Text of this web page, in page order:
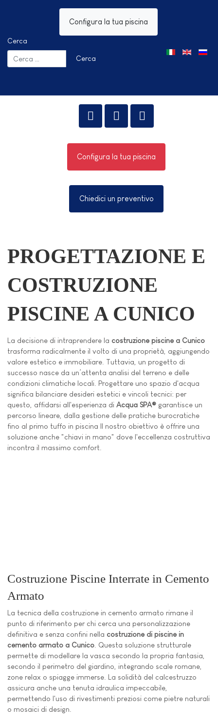
Configura la tua piscina
Cerca
Cerca
Seleziona la tua
Configura la tua piscina
Chiedici un preventivo
PROGETTAZIONE E
COSTRUZIONE
PISCINE A CUNICO
La decisione di intraprendere la costruzione piscine a Cunico
trasforma radicalmente il volto di una proprietà, aggiungendo
valore estetico e immobiliare. Tuttavia, un progetto di
successo nasce da un’attenta analisi del terreno e delle
condizioni climatiche locali. Progettare uno spazio d'acqua
significa bilanciare desideri estetici e vincoli tecnici: per
questo, affidarsi all'esperienza di Acqua SPA® garantisce un
percorso lineare, dalla gestione delle pratiche burocratiche
fino al primo tuffo in piscina Il nostro obiettivo è offrire una
soluzione anche "chiavi in mano" dove l'eccellenza costruttiva
incontra il massimo comfort.
Costruzione Piscine Interrate in Cemento
Armato
La tecnica della costruzione in cemento armato rimane il
punto di riferimento per chi cerca una personalizzazione
definitiva e senza confini nella costruzione di piscine in
cemento armato a Cunico. Questa soluzione strutturale
permette di modellare la vasca secondo la propria fantasia,
secondo il perimetro del giardino, integrando scale romane,
zone relax o spiagge immerse. La solidità del calcestruzzo
assicura anche una tenuta idraulica impeccabile,
permettendo l'uso di rivestimenti preziosi come pietre naturali
o mosaici di design.